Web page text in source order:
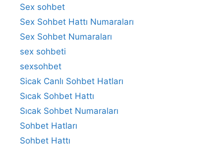
Sex sohbet
Sex Sohbet Hattı Numaraları
Sex Sohbet Numaraları
sex sohbeti
sexsohbet
Sicak Canlı Sohbet Hatları
Sıcak Sohbet Hattı
Sıcak Sohbet Numaraları
Sohbet Hatları
Sohbet Hattı